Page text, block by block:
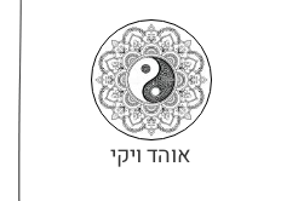
אוהד ויקי